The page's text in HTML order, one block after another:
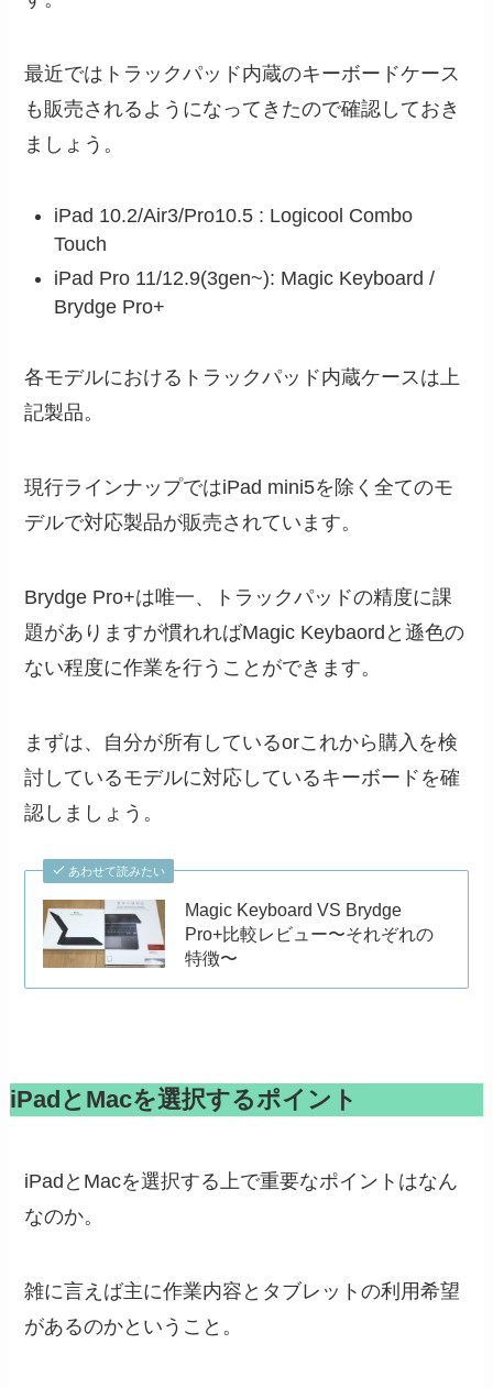
最近ではトラックパッド内蔵のキーボードケース
も販売されるようになってきたので確認しておき
ましょう。
iPad 10.2/Air3/Pro10.5 : Logicool Combo
Touch
iPad Pro 11/12.9(3gen~): Magic Keyboard /
Brydge Pro+
各モデルにおけるトラックパッド内蔵ケースは上
記製品。
現行ラインナップではiPad mini5を除く全てのモ
デルで対応製品が販売されています。
Brydge Pro+は唯一、トラックパッドの精度に課
題がありますが慣れればMagic Keybaordと遜色の
ない程度に作業を行うことができます。
まずは、自分が所有しているorこれから購入を検
討しているモデルに対応しているキーボードを確
認しましょう。
あわせて読みたい
Magic Keyboard VS Brydge
Pro+比較レビュー〜それぞれの
特徴〜
iPadとMacを選択するポイント
iPadとMacを選択する上で重要なポイントはなん
なのか。
雑に言えば主に作業内容とタブレットの利用希望
があるのかということ。